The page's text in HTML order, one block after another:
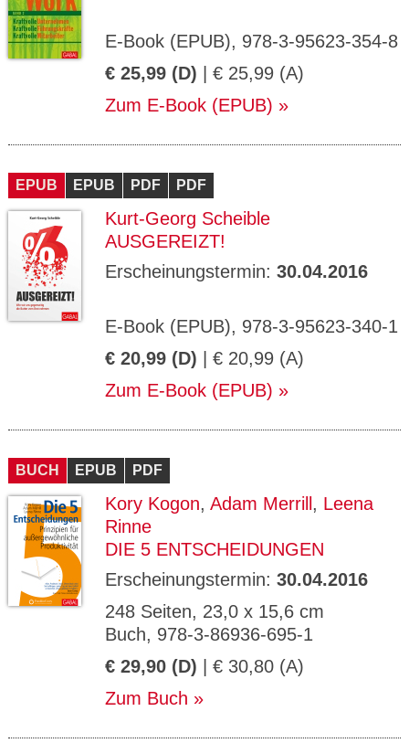
E-Book (EPUB), 978-3-95623-354-8
€ 25,99 (D) | € 25,99 (A)
Zum E-Book (EPUB)
EPUB EPUB PDF PDF
Kurt-Georg Scheible
AUSGEREIZT!
Erscheinungstermin: 30.04.2016
E-Book (EPUB), 978-3-95623-340-1
€ 20,99 (D) | € 20,99 (A)
Zum E-Book (EPUB)
BUCH EPUB PDF
Kory Kogon, Adam Merrill , Leena
Rinne
DIE 5 ENTSCHEIDUNGEN
Erscheinungstermin: 30.04.2016
248 Seiten, 23,0 x 15,6 cm
Buch, 978-3-86936-695-1
€ 29,90 (D) | € 30,80 (A)
Zum Buch